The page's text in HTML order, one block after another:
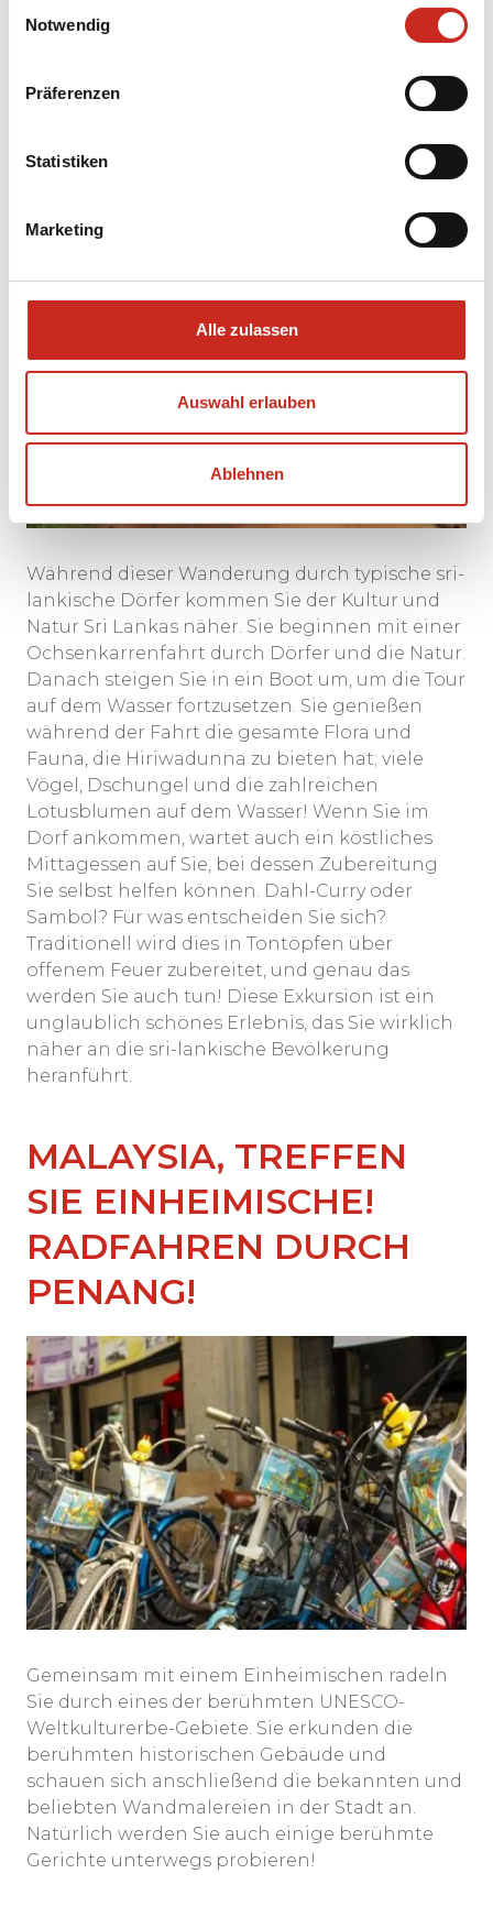
Notwendig
Präferenzen
Statistiken
Marketing
Alle zulassen
Auswahl erlauben
Ablehnen
Einheimische! -
Hiriwadunna
Während dieser Wanderung durch typische sri-
lankische Dörfer kommen Sie der Kultur und
Natur Sri Lankas näher. Sie beginnen mit einer
Ochsenkarrenfahrt durch Dörfer und die Natur.
Danach steigen Sie in ein Boot um, um die Tour
auf dem Wasser fortzusetzen. Sie genießen
während der Fahrt die gesamte Flora und
Fauna, die Hiriwadunna zu bieten hat; viele
Vögel, Dschungel und die zahlreichen
Lotusblumen auf dem Wasser! Wenn Sie im
Dorf ankommen, wartet auch ein köstliches
Mittagessen auf Sie, bei dessen Zubereitung
Sie selbst helfen können. Dahl-Curry oder
Sambol? Für was entscheiden Sie sich?
Traditionell wird dies in Tontöpfen über
offenem Feuer zubereitet, und genau das
werden Sie auch tun! Diese Exkursion ist ein
unglaublich schönes Erlebnis, das Sie wirklich
näher an die sri-lankische Bevölkerung
heranführt.
MALAYSIA, TREFFEN
SIE EINHEIMISCHE!
RADFAHREN DURCH
PENANG!
Gemeinsam mit einem Einheimischen radeln
Sie durch eines der berühmten UNESCO-
Weltkulturerbe-Gebiete. Sie erkunden die
berühmten historischen Gebäude und
schauen sich anschließend die bekannten und
beliebten Wandmalereien in der Stadt an.
Natürlich werden Sie auch einige berühmte
Gerichte unterwegs probieren!